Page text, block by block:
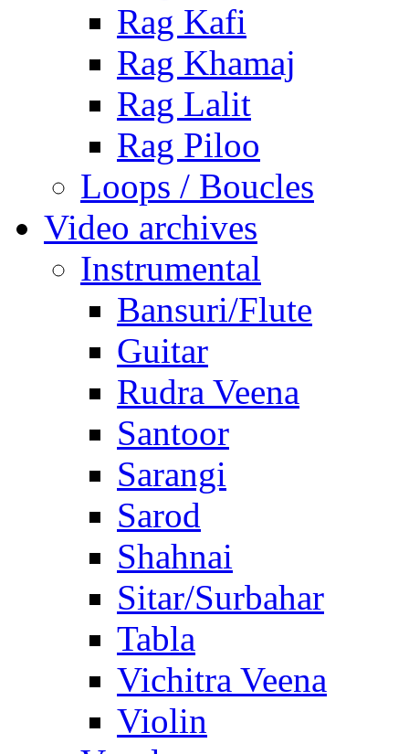
Rag Kafi
Rag Khamaj
Rag Lalit
Rag Piloo
Loops / Boucles
Video archives
Instrumental
Bansuri/Flute
Guitar
Rudra Veena
Santoor
Sarangi
Sarod
Shahnai
Sitar/Surbahar
Tabla
Vichitra Veena
Violin